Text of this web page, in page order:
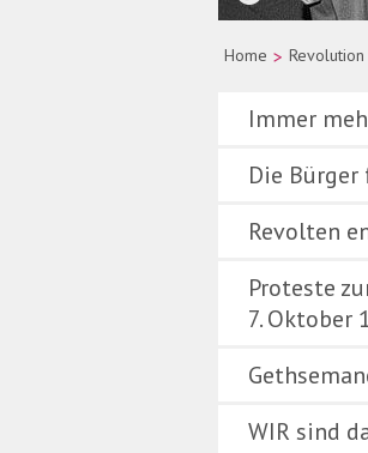
Home > Revolution
Immer
Die
Revolten
Proteste
7. Oktober
WIR sind